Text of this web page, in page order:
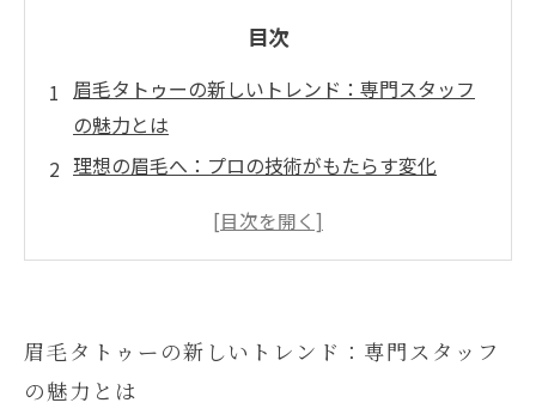
目次
眉毛タトゥーの新しいトレンド：専門スタッフ
の魅力とは
理想の眉毛へ：プロの技術がもたらす変化
施術前のカウンセリングが重要な理由
メリット
自信を持つための第一歩：美しい眉毛を手に入
眉毛タトゥーの新しいトレンド：専門スタッフ
の魅力とは